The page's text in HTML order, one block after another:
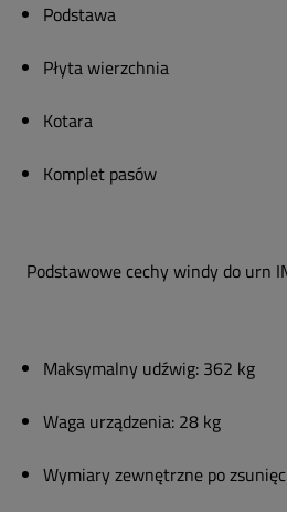
Podstawa
Płyta wierzchnia
Kotara
Komplet pasów
Podstawowe cechy windy do urn
Maksymalny udźwig: 362 kg
Waga urządzenia: 28 kg
Wymiary zewnętrzne po